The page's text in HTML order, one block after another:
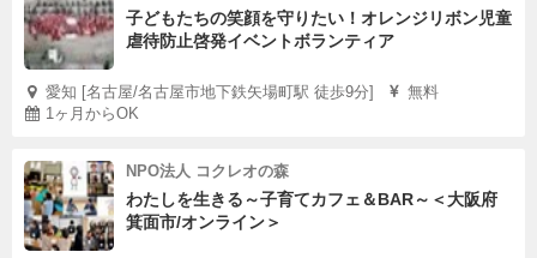
子どもたちの笑顔を守りたい！オレンジリボン児童
虐待防止啓発イベントボランティア
愛知 [名古屋/名古屋市地下鉄矢場町駅 徒歩9分]
無料
1ヶ月からOK
NPO法人 コクレオの森
わたしを生きる～子育てカフェ＆BAR～＜大阪府
箕面市/オンライン＞